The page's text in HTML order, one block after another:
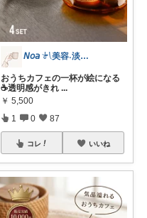
𝘕𝘰𝘢 𓍯美容˖淡色˖グレージュ
おうちカフェの一杯が絵になる
☕透明感がきれ ...
￥ 5,500
1 0 87
コレ いいね